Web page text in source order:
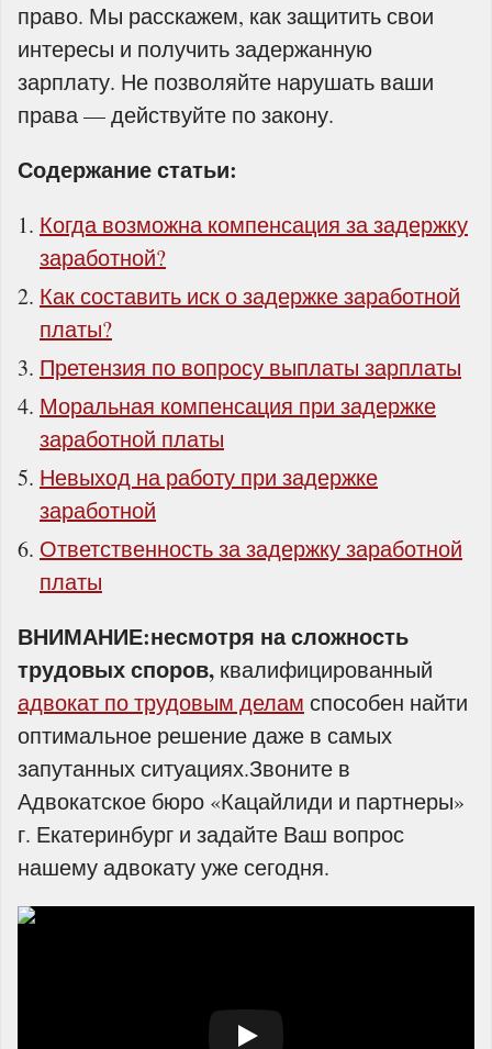
право. Мы расскажем, как защитить свои
интересы и получить задержанную
зарплату. Не позволяйте нарушать ваши
права — действуйте по закону.
Содержание статьи:
Когда возможна компенсация за задержку
заработной?
Как составить иск о задержке заработной
платы?
Претензия по вопросу выплаты зарплаты
Моральная компенсация при задержке
заработной платы
Невыход на работу при задержке
заработной
Ответственность за задержку заработной
платы
ВНИМАНИЕ:несмотря на сложность
трудовых споров, квалифицированный
адвокат по трудовым делам способен найти
оптимальное решение даже в самых
запутанных ситуациях.Звоните в
Адвокатское бюро «Кацайлиди и партнеры»
г. Екатеринбург и задайте Ваш вопрос
нашему адвокату уже сегодня.